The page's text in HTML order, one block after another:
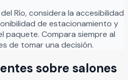
Río, considera la accesibilidad
de estacionamiento y
paquete. Compara siempre al
de tomar una decisión.
sobre salones